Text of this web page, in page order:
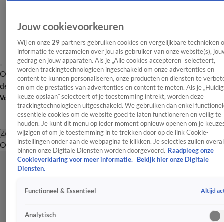
OverzichtAfleveringen Entertainment TV Algemeen
Tip
de redactieNieuwsbrief
Volg Shownieuws
Zoeken
OverzichtEntertainmentSpraakmakendRealityCrimeVideo's
Jouw cookievoorkeuren
Wij en onze 29 partners gebruiken cookies en vergelijkbare technieken
informatie te verzamelen over jou als gebruiker van onze website(s),
gedrag en jouw apparaten. Als je „Alle cookies accepteren” selecteert,
worden trackingtechnologieën ingeschakeld om onze advertenties en
content te kunnen personaliseren, onze producten en diensten te
en om de prestaties van advertenties en content te meten. Als je
keuze opslaan” selecteert of je toestemming intrekt, worden deze
trackingtechnologieën uitgeschakeld. We gebruiken dan enkel
essentiële cookies om de website goed te laten functioneren en veilig te
houden. Je kunt dit menu op ieder moment opnieuw openen om je
wijzigen of om je toestemming in te trekken door op de link Cookie-
instellingen onder aan de webpagina te klikken. Je selecties zullen overal
binnen onze Digitale Diensten worden doorgevoerd. Raadpleeg onze
Cookieverklaring voor meer informatie.
Bekijk hier onze Digitale
Diensten.
Functioneel & Essentieel Altijd
Analytisch